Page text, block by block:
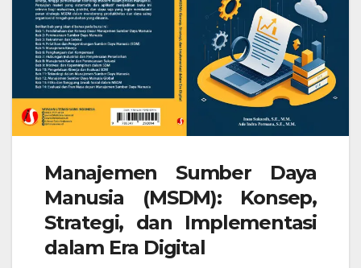
Manajemen Sumber Daya
Manusia (MSDM): Konsep,
Strategi, dan Implementasi
dalam Era Digital